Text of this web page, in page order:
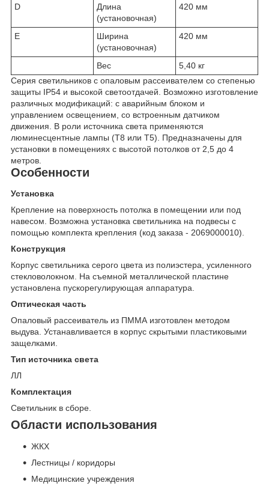
D
Длина
(установочная)
420 мм
E
Ширина
(установочная)
420 мм
Вес
5,40 кг
Серия светильников с опаловым рассеивателем со степенью
защиты IP54 и высокой светоотдачей. Возможно изготовление
различных модификаций: с аварийным блоком и
управлением освещением, со встроенным датчиком
движения. В роли источника света применяются
люминесцентные лампы (Т8 или Т5). Предназначены для
установки в помещениях с высотой потолков от 2,5 до 4
метров.
Особенности
Установка
Крепление на поверхность потолка в помещении или под
навесом. Возможна установка светильника на подвесы с
помощью комплекта крепления (код заказа - 2069000010).
Конструкция
Корпус светильника серого цвета из полиэстера, усиленного
стекловолокном. На съемной металлической пластине
установлена пускорегулирующая аппаратура.
Оптическая часть
Опаловый рассеиватель из ПММА изготовлен методом
выдува. Устанавливается в корпус скрытыми пластиковыми
защелками.
Тип источника света
ЛЛ
Комплектация
Светильник в сборе.
Области использования
ЖКХ
Лестницы / коридоры
Медицинские учреждения